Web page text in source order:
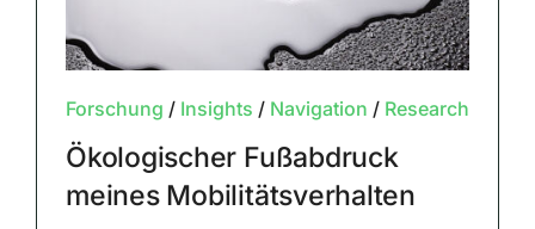
Forschung / Insights / Navigation / Research
Ökologischer Fußabdruck
meines Mobilitätsverhalten